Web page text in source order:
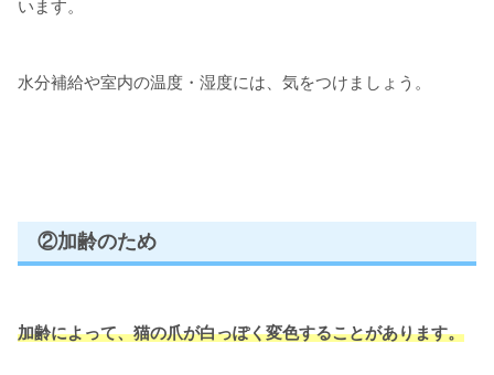
います。
水分補給や室内の温度・湿度には、気をつけましょう。
②加齢のため
加齢によって、猫の爪が白っぽく変色することがあります。